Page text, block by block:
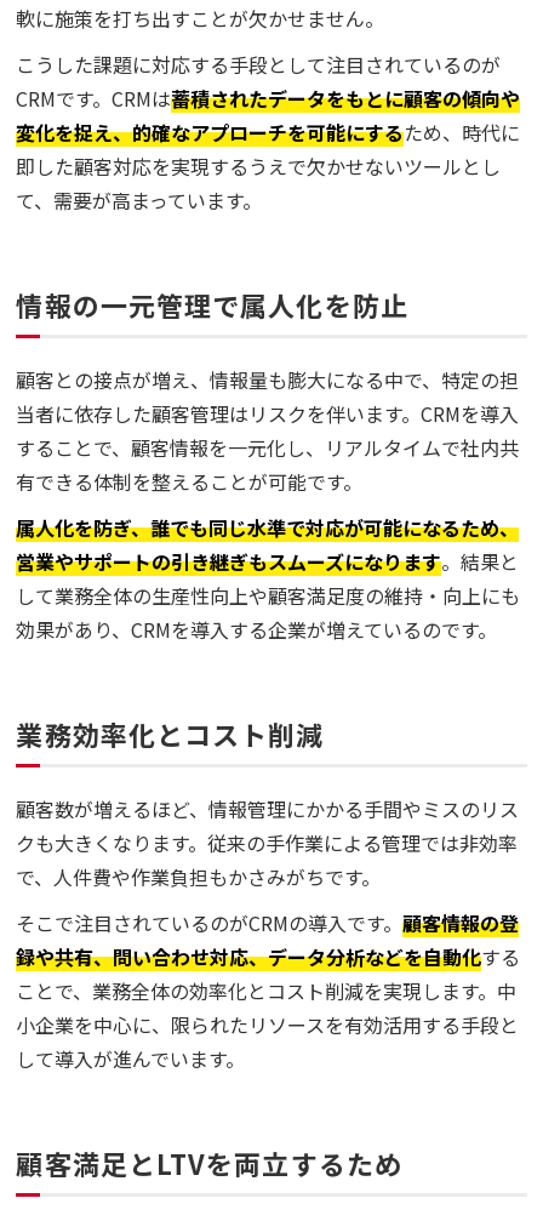
軟に施策を打ち出すことが欠かせません。
こうした課題に対応する手段として注目されているのが
CRMです。CRMは蓄積されたデータをもとに顧客の傾向や
変化を捉え、的確なアプローチを可能にするため、時代に
即した顧客対応を実現するうえで欠かせないツールとし
て、需要が高まっています。
情報の一元管理で属人化を防止
顧客との接点が増え、情報量も膨大になる中で、特定の担
当者に依存した顧客管理はリスクを伴います。CRMを導入
することで、顧客情報を一元化し、リアルタイムで社内共
有できる体制を整えることが可能です。
属人化を防ぎ、誰でも同じ水準で対応が可能になるため、
営業やサポートの引き継ぎもスムーズになります。結果と
して業務全体の生産性向上や顧客満足度の維持・向上にも
効果があり、CRMを導入する企業が増えているのです。
業務効率化とコスト削減
顧客数が増えるほど、情報管理にかかる手間やミスのリス
クも大きくなります。従来の手作業による管理では非効率
で、人件費や作業負担もかさみがちです。
そこで注目されているのがCRMの導入です。顧客情報の登
録や共有、問い合わせ対応、データ分析などを自動化する
ことで、業務全体の効率化とコスト削減を実現します。中
小企業を中心に、限られたリソースを有効活用する手段と
して導入が進んでいます。
顧客満足とLTVを両立するため